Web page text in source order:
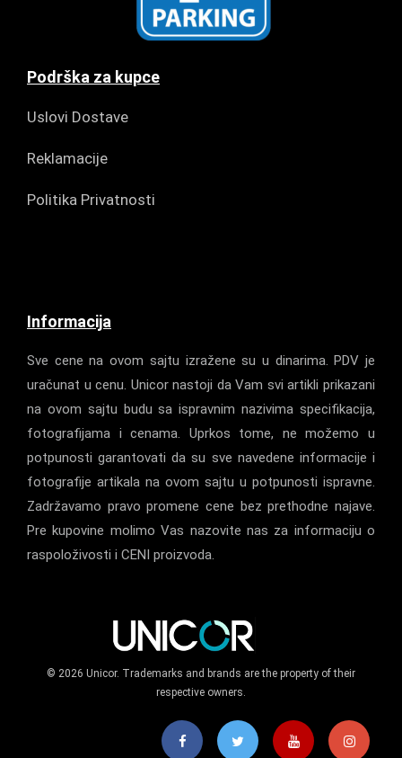
Podrška za kupce
Uslovi Dostave
Reklamacije
Politika Privatnosti
Informacija
Sve cene na ovom sajtu izražene su u dinarima. PDV je
uračunat u cenu. Unicor nastoji da Vam svi artikli prikazani
na ovom sajtu budu sa ispravnim nazivima specifikacija,
fotografijama i cenama. Uprkos tome, ne možemo u
potpunosti garantovati da su sve navedene informacije i
fotografije artikala na ovom sajtu u potpunosti ispravne.
Zadržavamo pravo promene cene bez prethodne najave.
Pre kupovine molimo Vas nazovite nas za informaciju o
raspoloživosti i CENI proizvoda.
© 2026 Unicor. Trademarks and brands are the property of their
respective owners.